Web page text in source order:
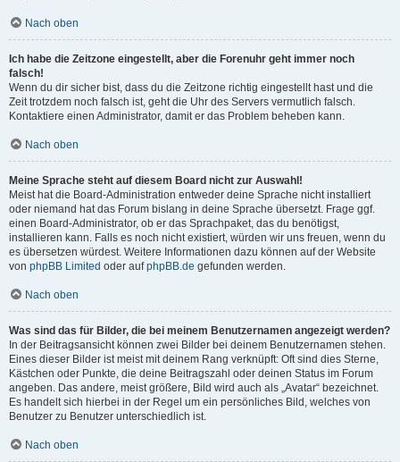
Nach oben
Ich habe die Zeitzone eingestellt, aber die Forenuhr geht immer noch
falsch!
Wenn du dir sicher bist, dass du die Zeitzone richtig eingestellt hast und die
Zeit trotzdem noch falsch ist, geht die Uhr des Servers vermutlich falsch.
Kontaktiere einen Administrator, damit er das Problem beheben kann.
Nach oben
Meine Sprache steht auf diesem Board nicht zur Auswahl!
Meist hat die Board-Administration entweder deine Sprache nicht installiert
oder niemand hat das Forum bislang in deine Sprache übersetzt. Frage ggf.
einen Board-Administrator, ob er das Sprachpaket, das du benötigst,
installieren kann. Falls es noch nicht existiert, würden wir uns freuen, wenn du
es übersetzen würdest. Weitere Informationen dazu können auf der Website
von phpBB Limited oder aufphpBB.de gefunden werden.
Nach oben
Was sind das für Bilder, die bei meinem Benutzernamen angezeigt werden?
In der Beitragsansicht können zwei Bilder bei deinem Benutzernamen stehen.
Eines dieser Bilder ist meist mit deinem Rang verknüpft: Oft sind dies Sterne,
Kästchen oder Punkte, die deine Beitragszahl oder deinen Status im Forum
angeben. Das andere, meist größere, Bild wird auch als „Avatar“ bezeichnet.
Es handelt sich hierbei in der Regel um ein persönliches Bild, welches von
Benutzer zu Benutzer unterschiedlich ist.
Nach oben